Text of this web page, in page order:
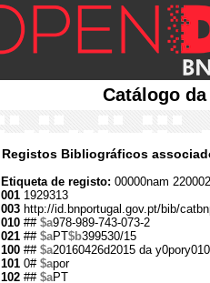
Catálogo
Registos Bibliográficos
Etiqueta de registo: 00000nam
001 1929313
003 http://id.bnportugal.gov.pt/bib/
010 ## $a978-989-743-073-2
021 ## $aPT$b399530/15
100 ## $a20160426d2015 da
101 0# $apor
102 ## $aPT